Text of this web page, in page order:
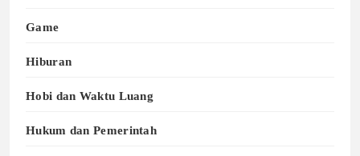
Game
Hiburan
Hobi dan Waktu Luang
Hukum dan Pemerintah